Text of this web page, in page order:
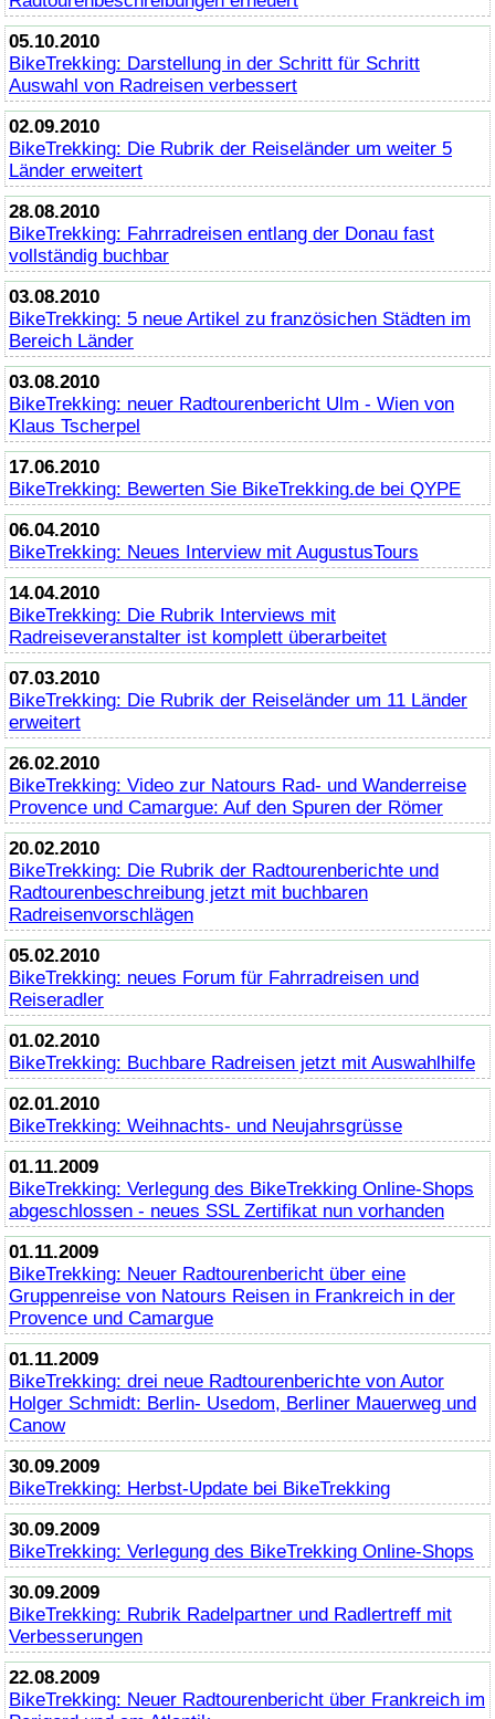
05.10.2010
BikeTrekking: Darstellung in der Schritt für Schritt
Auswahl von Radreisen verbessert
02.09.2010
BikeTrekking: Die Rubrik der Reiseländer um weiter 5
Länder erweitert
28.08.2010
BikeTrekking: Fahrradreisen entlang der Donau fast
vollständig buchbar
03.08.2010
BikeTrekking: 5 neue Artikel zu französichen Städten im
Bereich Länder
03.08.2010
BikeTrekking: neuer Radtourenbericht Ulm - Wien von
Klaus Tscherpel
17.06.2010
BikeTrekking: Bewerten Sie BikeTrekking.de bei QYPE
06.04.2010
BikeTrekking: Neues Interview mit AugustusTours
14.04.2010
BikeTrekking: Die Rubrik Interviews mit
Radreiseveranstalter ist komplett überarbeitet
07.03.2010
BikeTrekking: Die Rubrik der Reiseländer um 11 Länder
erweitert
26.02.2010
BikeTrekking: Video zur Natours Rad- und Wanderreise
Provence und Camargue: Auf den Spuren der Römer
20.02.2010
BikeTrekking: Die Rubrik der Radtourenberichte und
Radtourenbeschreibung jetzt mit buchbaren
Radreisenvorschlägen
05.02.2010
BikeTrekking: neues Forum für Fahrradreisen und
Reiseradler
01.02.2010
BikeTrekking: Buchbare Radreisen jetzt mit Auswahlhilfe
02.01.2010
BikeTrekking: Weihnachts- und Neujahrsgrüsse
01.11.2009
BikeTrekking: Verlegung des BikeTrekking Online-Shops
abgeschlossen - neues SSL Zertifikat nun vorhanden
01.11.2009
BikeTrekking: Neuer Radtourenbericht über eine
Gruppenreise von Natours Reisen in Frankreich in der
Provence und Camargue
01.11.2009
BikeTrekking: drei neue Radtourenberichte von Autor
Holger Schmidt: Berlin- Usedom, Berliner Mauerweg und
Canow
30.09.2009
BikeTrekking: Herbst-Update bei BikeTrekking
30.09.2009
BikeTrekking: Verlegung des BikeTrekking Online-Shops
30.09.2009
BikeTrekking: Rubrik Radelpartner und Radlertreff mit
Verbesserungen
22.08.2009
BikeTrekking: Neuer Radtourenbericht über Frankreich im